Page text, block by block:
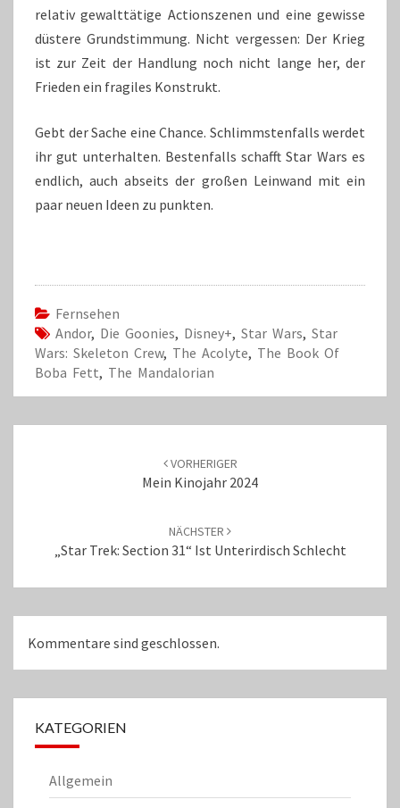
relativ gewalttätige Actionszenen und eine gewisse
düstere Grundstimmung. Nicht vergessen: Der Krieg
ist zur Zeit der Handlung noch nicht lange her, der
Frieden ein fragiles Konstrukt.
Gebt der Sache eine Chance. Schlimmstenfalls werdet
ihr gut unterhalten. Bestenfalls schafft Star Wars es
endlich, auch abseits der großen Leinwand mit ein
paar neuen Ideen zu punkten.
Fernsehen
Andor, Die Goonies, Disney+, Star Wars, Star
Wars: Skeleton Crew, The Acolyte, The Book Of
Boba Fett, The Mandalorian
VORHERIGER
Mein Kinojahr 2024
NÄCHSTER
„Star Trek: Section 31“ Ist Unterirdisch Schlecht
Kommentare sind geschlossen.
KATEGORIEN
Allgemein